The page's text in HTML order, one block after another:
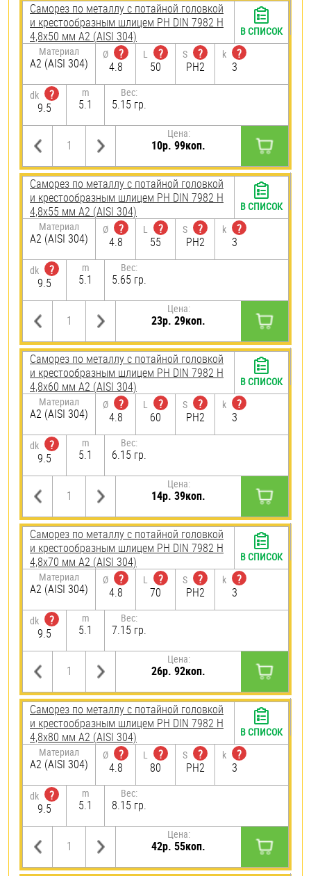
Саморез по металлу с потайной головкой
и крестообразным шлицем PH DIN 7982 H
4,8х50 мм А2 (AISI 304)
Материал
А2 (AISI 304)
Ø
?
4.8
L
?
50
S
?
PH2
k
?
3
dk
?
9.5
m
5.1
Вес:
5.15 гр.
Цена:
10р. 99коп.
В СПИСОК
Саморез по металлу с потайной головкой
и крестообразным шлицем PH DIN 7982 H
4,8х55 мм А2 (AISI 304)
Материал
А2 (AISI 304)
Ø
?
4.8
L
?
55
S
?
PH2
k
?
3
dk
?
9.5
m
5.1
Вес:
5.65 гр.
Цена:
23р. 29коп.
В СПИСОК
Саморез по металлу с потайной головкой
и крестообразным шлицем PH DIN 7982 H
4,8х60 мм А2 (AISI 304)
Материал
А2 (AISI 304)
Ø
?
4.8
L
?
60
S
?
PH2
k
?
3
dk
?
9.5
m
5.1
Вес:
6.15 гр.
Цена:
14р. 39коп.
В СПИСОК
Саморез по металлу с потайной головкой
и крестообразным шлицем PH DIN 7982 H
4,8х70 мм А2 (AISI 304)
Материал
А2 (AISI 304)
Ø
?
4.8
L
?
70
S
?
PH2
k
?
3
dk
?
9.5
m
5.1
Вес:
7.15 гр.
Цена:
26р. 92коп.
В СПИСОК
Саморез по металлу с потайной головкой
и крестообразным шлицем PH DIN 7982 H
4,8х80 мм А2 (AISI 304)
Материал
А2 (AISI 304)
Ø
?
4.8
L
?
80
S
?
PH2
k
?
3
dk
?
9.5
m
5.1
Вес:
8.15 гр.
Цена:
42р. 55коп.
В СПИСОК